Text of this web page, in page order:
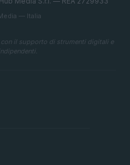
— Italia
il supporto di strumenti digitali e